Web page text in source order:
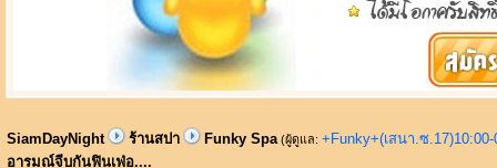
SiamDayNight ร้านสปา Funky Spa (ผู้ดูแล: +Funky+(เสนา.ซ
อารมณ์จีบกันฟินเฟ่อ....